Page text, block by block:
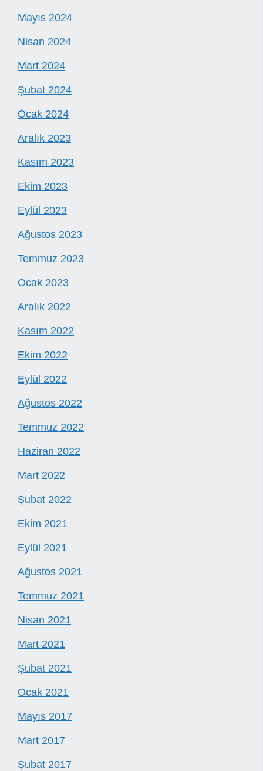
Mayıs 2024
Nisan 2024
Mart 2024
Şubat 2024
Ocak 2024
Aralık 2023
Kasım 2023
Ekim 2023
Eylül 2023
Ağustos 2023
Temmuz 2023
Ocak 2023
Aralık 2022
Kasım 2022
Ekim 2022
Eylül 2022
Ağustos 2022
Temmuz 2022
Haziran 2022
Mart 2022
Şubat 2022
Ekim 2021
Eylül 2021
Ağustos 2021
Temmuz 2021
Nisan 2021
Mart 2021
Şubat 2021
Ocak 2021
Mayıs 2017
Mart 2017
Şubat 2017